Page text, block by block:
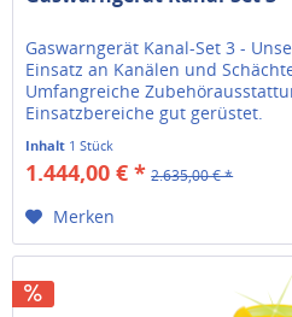
Gaswarngerät Kanal-Set 3 -
Einsatz an Kanälen und
Umfangreiche
Einsatzbereiche gut gerüstet.
Inhalt 1 Stück
1.444,00 € * 2.635,00 € *
Merken